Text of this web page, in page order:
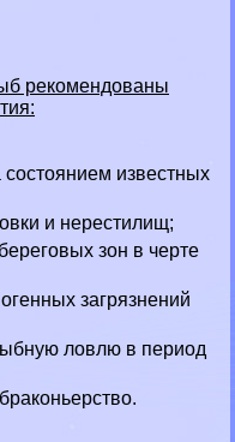
рекомендованы
известных
и нерестилищ;
зон в черте
загрязнений
ловлю в период